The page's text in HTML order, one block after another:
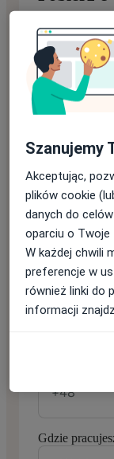
Imię*
E-mail*
Jeśli masz
logujesz
Podaj numer
Gdzie
Szanujemy
Akceptując,
plików cookie
danych do
oparciu o Twoje
W każdej chwili
preferencje w
również linki do
informacji